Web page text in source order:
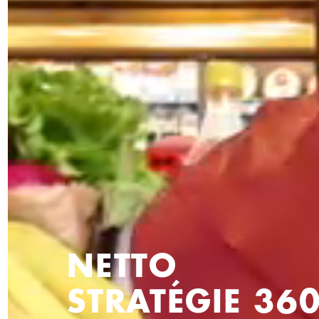
NETTO
STRATÉGIE